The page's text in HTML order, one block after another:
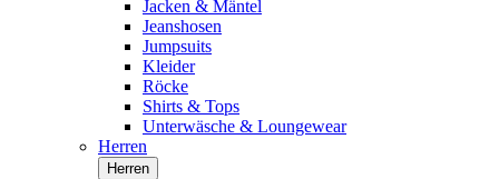
Jacken & Mäntel
Jeanshosen
Jumpsuits
Kleider
Röcke
Shirts & Tops
Unterwäsche & Loungewear
Herren
Herren